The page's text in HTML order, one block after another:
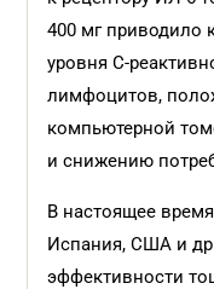
400 мг приводило
уровня С-
лимфоцитов,
компьютерной
и снижению
В настоящее
Испания, США и
эффективности